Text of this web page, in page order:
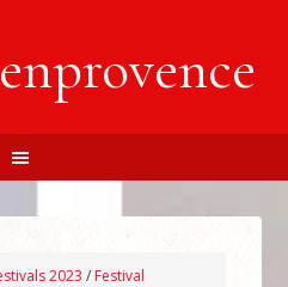
2023 / Festival